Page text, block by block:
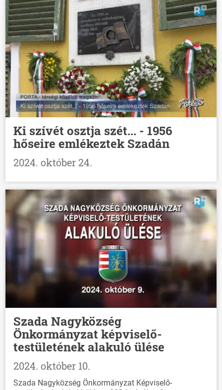
Ki szívét osztja szét... - 1956
hőseire emlékeztek Szadán
2024. október 24.
Szada Nagyközség
Önkormányzat képviselő-
testületének alakuló ülése
2024. október 10.
Szada Nagyközség Önkormányzat Képviselő-